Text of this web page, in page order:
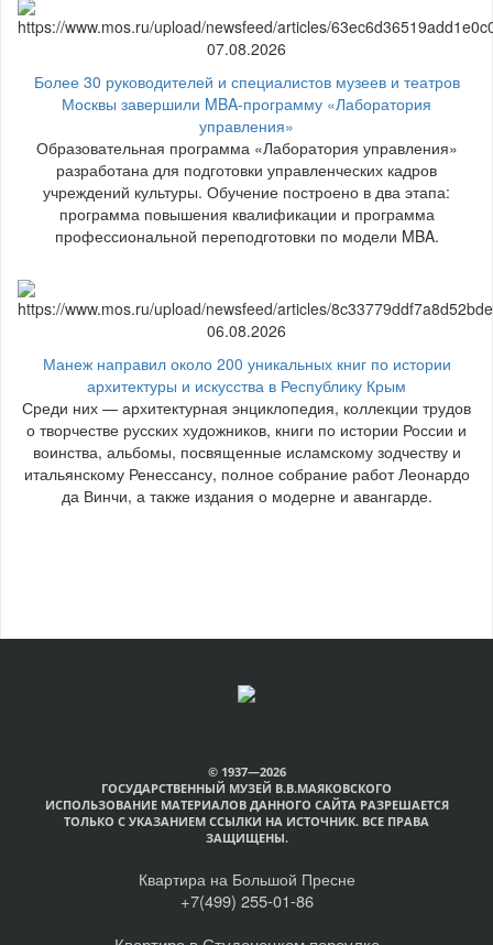
07.08.2026
Более 30 руководителей и специалистов музеев и театров
Москвы завершили MBA-программу «Лаборатория
управления»
Образовательная программа «Лаборатория управления»
разработана для подготовки управленческих кадров
учреждений культуры. Обучение построено в два этапа:
программа повышения квалификации и программа
профессиональной переподготовки по модели MBA.
06.08.2026
Манеж направил около 200 уникальных книг по истории
архитектуры и искусства в Республику Крым
Среди них — архитектурная энциклопедия, коллекции трудов
о творчестве русских художников, книги по истории России и
воинства, альбомы, посвященные исламскому зодчеству и
итальянскому Ренессансу, полное собрание работ Леонардо
да Винчи, а также издания о модерне и авангарде.
© 1937—2026
ГОСУДАРСТВЕННЫЙ МУЗЕЙ В.В.МАЯКОВСКОГО
ИСПОЛЬЗОВАНИЕ МАТЕРИАЛОВ ДАННОГО САЙТА РАЗРЕШАЕТСЯ
ТОЛЬКО С УКАЗАНИЕМ ССЫЛКИ НА ИСТОЧНИК. ВСЕ ПРАВА
ЗАЩИЩЕНЫ.
Квартира на Большой Пресне
+7(499) 255-01-86